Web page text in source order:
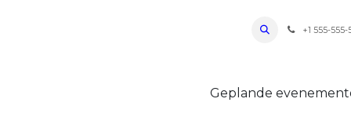
Bevoorradingen FAQ+1 555-555-
Geplande